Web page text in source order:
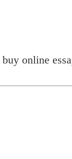
buy online